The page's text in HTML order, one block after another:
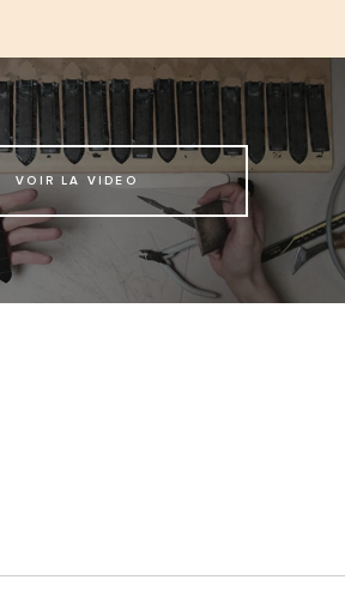
VOIR LA VIDEO